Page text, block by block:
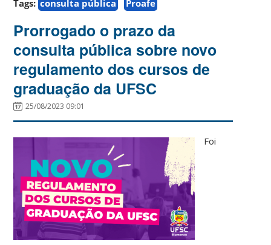
Tags: consulta pública Proafe
Prorrogado o prazo da
consulta pública sobre novo
regulamento dos cursos de
graduação da UFSC
25/08/2023 09:01
Foi